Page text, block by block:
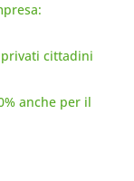
cittadini
anche per il